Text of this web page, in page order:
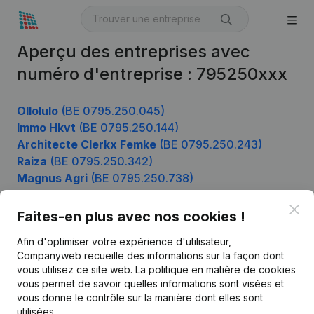
Aperçu des entreprises avec
numéro d'entreprise : 795250xxx
Ollolulo (BE 0795.250.045)
Immo Hkvt (BE 0795.250.144)
Architecte Clerkx Femke (BE 0795.250.243)
Raiza (BE 0795.250.342)
Magnus Agri (BE 0795.250.738)
Faites-en plus avec nos cookies !
Afin d'optimiser votre expérience d'utilisateur,
Companyweb recueille des informations sur la façon dont
vous utilisez ce site web. La politique en matière de cookies
vous permet de savoir quelles informations sont visées et
vous donne le contrôle sur la manière dont elles sont
utilisées.
Français
Informations d’entreprise
Monitoring